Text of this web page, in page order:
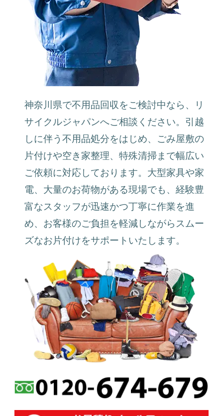
神奈川県で不用品回収をご検討中なら、リ
サイクルジャパンへご相談ください。引越
しに伴う不用品処分をはじめ、ごみ屋敷の
片付けや空き家整理、特殊清掃まで幅広い
ご依頼に対応しております。大型家具や家
電、大量のお荷物がある現場でも、経験豊
富なスタッフが迅速かつ丁寧に作業を進
め、お客様のご負担を軽減しながらスムー
ズなお片付けをサポートいたします。